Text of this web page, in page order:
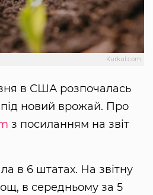
Kurkul.com
в США розпочалась
під новий врожай. Про
з посиланням на звіт
в 6 штатах. На звітну
в середньому за 5